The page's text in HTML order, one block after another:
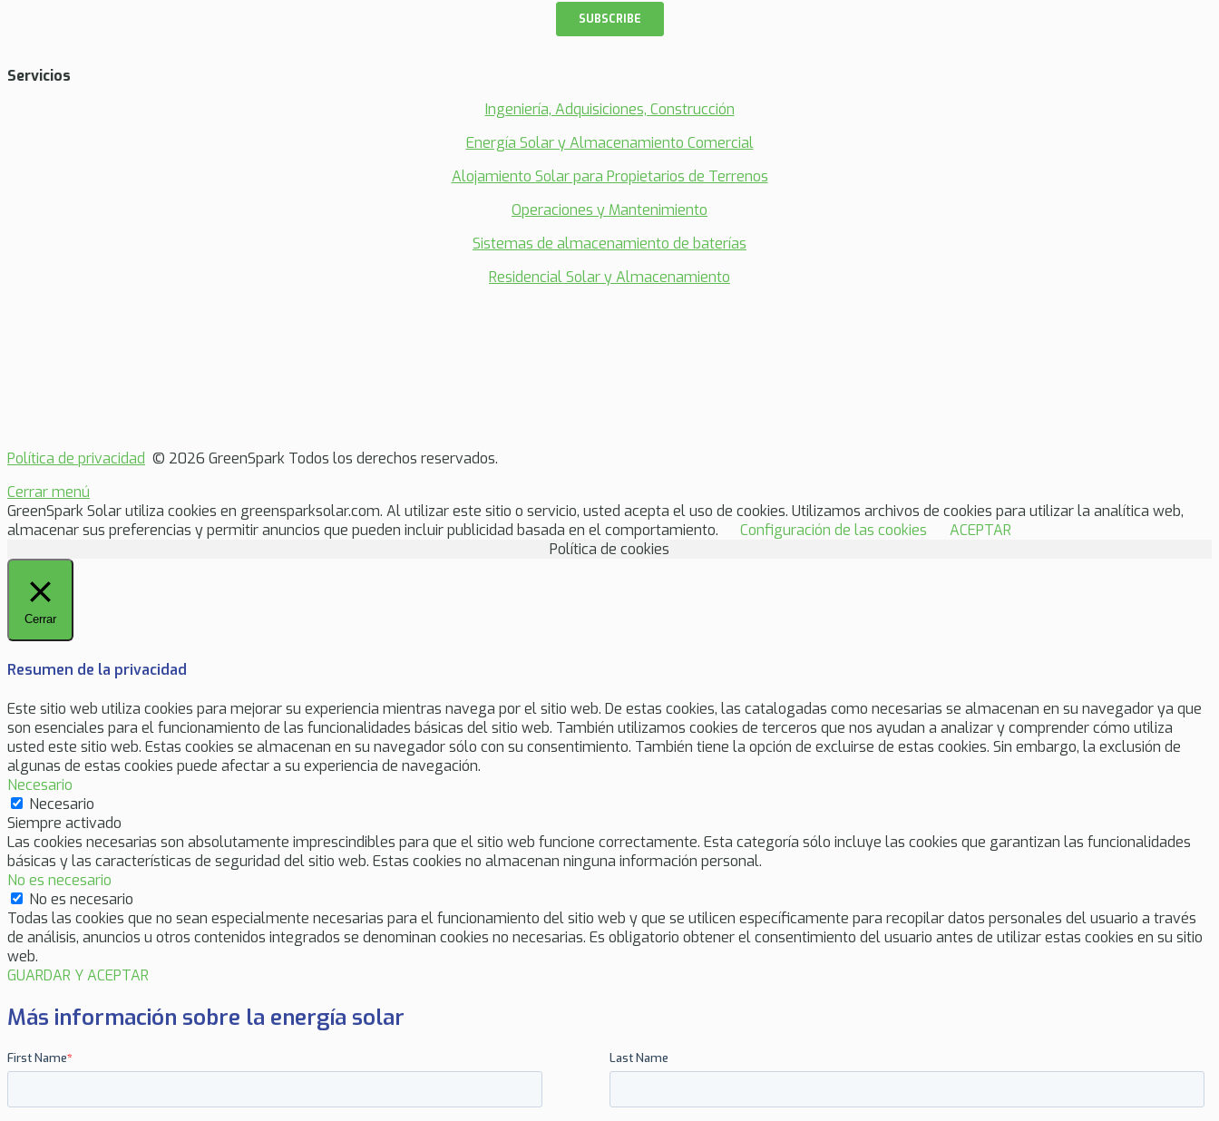
Servicios
Ingeniería, Adquisiciones, Construcción
Energía Solar y Almacenamiento Comercial
Alojamiento Solar para Propietarios de Terrenos
Operaciones y Mantenimiento
Sistemas de almacenamiento de baterías
Residencial Solar y Almacenamiento
Política de privacidad © 2026 GreenSpark Todos los derechos reservados.
Cerrar menú
GreenSpark Solar utiliza cookies en greensparksolar.com. Al utilizar este sitio o servicio, usted acepta el uso de cookies. Utilizamos archivos de cookies para utilizar la analítica web,
almacenar sus preferencias y permitir anuncios que pueden incluir publicidad basada en el comportamiento.
Configuración de las cookies
ACEPTAR
Política de cookies
Cerrar
Resumen de la privacidad
Este sitio web utiliza cookies para mejorar su experiencia mientras navega por el sitio web. De estas cookies, las catalogadas como necesarias se almacenan en su navegador ya que
son esenciales para el funcionamiento de las funcionalidades básicas del sitio web. También utilizamos cookies de terceros que nos ayudan a analizar y comprender cómo utiliza
usted este sitio web. Estas cookies se almacenan en su navegador sólo con su consentimiento. También tiene la opción de excluirse de estas cookies. Sin embargo, la exclusión de
algunas de estas cookies puede afectar a su experiencia de navegación.
Necesario
Necesario
Siempre activado
Las cookies necesarias son absolutamente imprescindibles para que el sitio web funcione correctamente. Esta categoría sólo incluye las cookies que garantizan las funcionalidades
básicas y las características de seguridad del sitio web. Estas cookies no almacenan ninguna información personal.
No es necesario
No es necesario
Todas las cookies que no sean especialmente necesarias para el funcionamiento del sitio web y que se utilicen específicamente para recopilar datos personales del usuario a través
de análisis, anuncios u otros contenidos integrados se denominan cookies no necesarias. Es obligatorio obtener el consentimiento del usuario antes de utilizar estas cookies en su sitio
web.
GUARDAR Y ACEPTAR
Más información sobre la energía solar